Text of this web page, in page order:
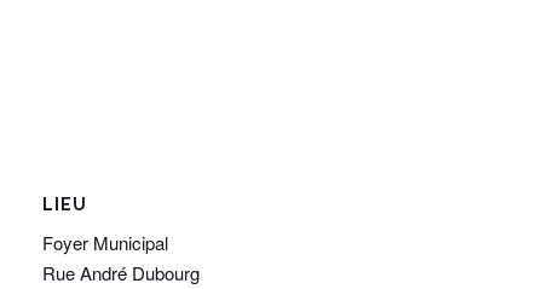
LIEU
Foyer Municipal
Rue André Dubourg